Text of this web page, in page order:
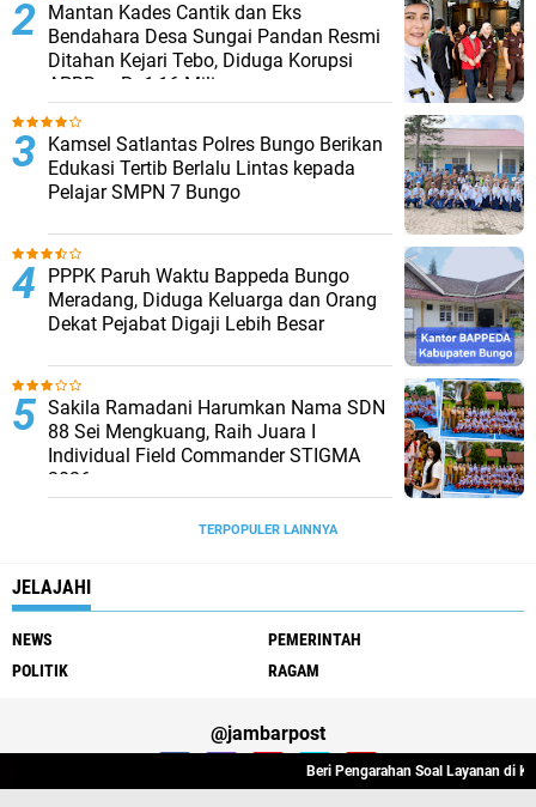
Mantan Kades Cantik dan Eks
Bendahara Desa Sungai Pandan Resmi
Ditahan Kejari Tebo, Diduga Korupsi
APBDes Rp1,16 Miliar
Kamsel Satlantas Polres Bungo Berikan
Edukasi Tertib Berlalu Lintas kepada
Pelajar SMPN 7 Bungo
PPPK Paruh Waktu Bappeda Bungo
Meradang, Diduga Keluarga dan Orang
Dekat Pejabat Digaji Lebih Besar
Sakila Ramadani Harumkan Nama SDN
88 Sei Mengkuang, Raih Juara I
Individual Field Commander STIGMA
2026
TERPOPULER LAINNYA
JELAJAHI
NEWS
PEMERINTAH
POLITIK
RAGAM
@jambarpost
Beri Pengarahan Soal Layanan di Kanwil